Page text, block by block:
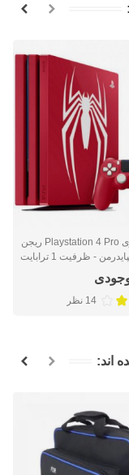
کنسول بازی Playstation 4 Pro ریجن
2 باندل اسپایدرمن - ظرفیت 1 ترابایت
14 نظر
اند: